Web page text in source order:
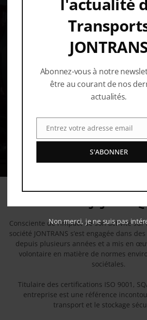
Consciente de l’impact de son activité sur
société JONTRANS s’est engagée dans
depuis plusieurs années et a mis en
volontaire en matière de normes
sociétales.
Titulaire des certifications ISO 9001,
entreprise est une référence
transport et le stockage
Abonnez-vous à notre
être au courant de nos
actualités.
Email
Entrez votre adresse email
S'ABONNER
Non merci, je ne suis pas